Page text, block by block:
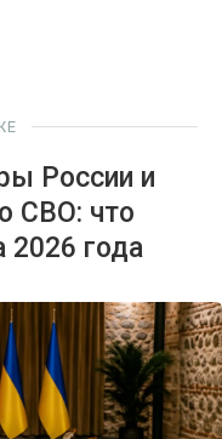
России и
СВО: что
2026 года